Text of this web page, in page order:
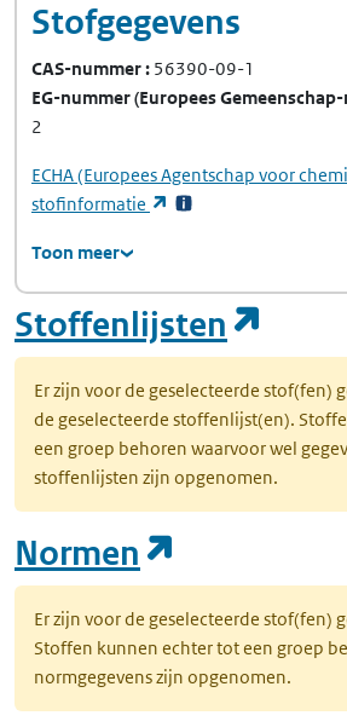
Stofgegevens
CAS-nummer 56390-09-1
EG-nummer(Europees
2
ECHA(Europees Agentschap voor
stofinformatie
(opent in een nieuw
Toon meer
Stoffenlijsten
Er zijn voor de geselecteerde stof(fen)
de geselecteerde stoffenlijst(en).
een groep behoren waarvoor wel
stoffenlijsten zijn opgenomen.
Normen
Er zijn voor de geselecteerde stof(fen)
Stoffen kunnen echter tot een groep
normgegevens zijn opgenomen.